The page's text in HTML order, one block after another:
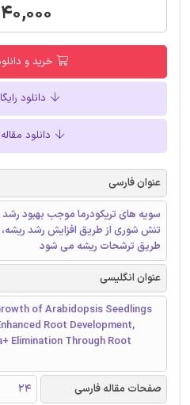
خرید و
دانلود
دانلود
عنوان فارسی
سویه های تریکودرما موجب بهبود
تنش شوری از طریق افزایش رشد
طریق ترشحات ریشه می شود
عنوان انگلیسی
of Arabidopsis Seedlings
Root Development,
Elimination Through Root
صفحات مقاله فارسی
24